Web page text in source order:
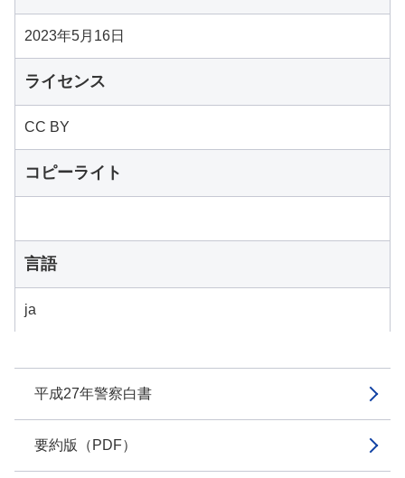
平成27年警察白書
要約版（PDF）
2023年5月16日
ライセンス
CC BY
コピーライト
言語
ja